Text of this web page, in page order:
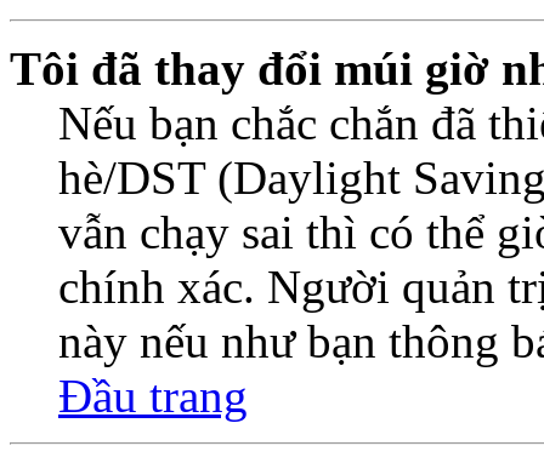
Tôi đã thay đổi múi giờ
Nếu bạn chắc chắn đã
hè/DST (Daylight
vẫn chạy sai thì có thể
chính xác. Người quản
này nếu như bạn thông
Đầu trang